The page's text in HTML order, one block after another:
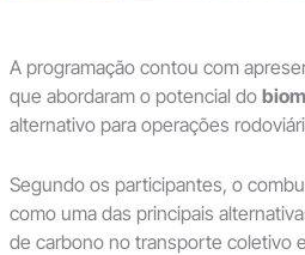
A programação contou com
que abordaram o potencial do
alternativo para operações
Segundo os participantes, o
como uma das principais
de carbono no transporte coletivo